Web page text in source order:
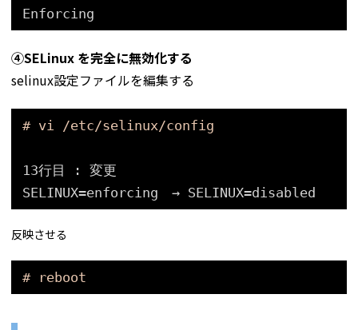
Enforcing
④SELinux を完全に無効化する
selinux設定ファイルを編集する
# vi /etc/selinux/config
13行目 : 変更
SELINUX=enforcing　→ SELINUX=disabled
反映させる
# reboot